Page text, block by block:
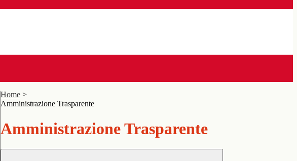
Home >
Amministrazione Trasparente
Amministrazione Trasparente